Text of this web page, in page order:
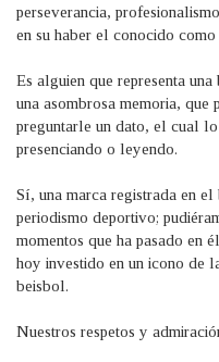
perseverancia,
en su haber el conocido
Es alguien que representa
una asombrosa memoria, que
preguntarle un dato, el cual
presenciando o leyendo.
Sí, una marca registrada en
periodismo deportivo;
momentos que ha pasado en
hoy investido en un icono de
beisbol.
Nuestros respetos y